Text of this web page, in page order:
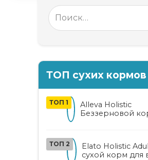
Search
for:
ТОП сухих кормов
ТОП 1
Alleva Holistic
Беззерновой
ТОП 2
Elato Holistic
сухой корм для